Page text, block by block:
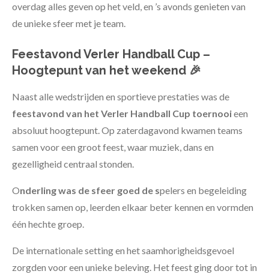
overdag alles geven op het veld, en ’s avonds genieten van
de unieke sfeer met je team.
Feestavond Verler Handball Cup –
Hoogtepunt van het weekend 🎉
Naast alle wedstrijden en sportieve prestaties was de
feestavond van het Verler Handball Cup toernooieen
absoluut hoogtepunt. Op zaterdagavond kwamen teams
samen voor een groot feest, waar muziek, dans en
gezelligheid centraal stonden.
Onderling was de sfeer goed de spelers en begeleiding
trokken samen op, leerden elkaar beter kennen en vormden
één hechte groep.
De internationale setting en het saamhorigheidsgevoel
zorgden voor een unieke beleving. Het feest ging door tot in